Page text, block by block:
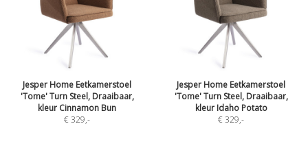
Jesper Home Eetkamerstoel
'Tome' Turn Steel, Draaibaar,
kleur Cinnamon Bun
€ 329,-
Jesper Home Eetkamerstoel
'Tome' Turn Steel, Draaibaar,
kleur Idaho Potato
€ 329,-